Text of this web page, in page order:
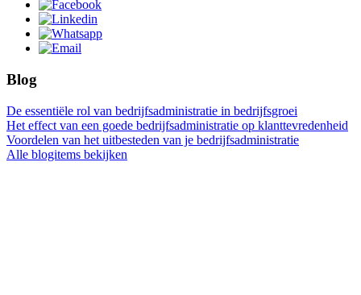
Blog
De essentiële rol van bedrijfsadministratie in bedrijfsgroei
Het effect van een goede bedrijfsadministratie op klanttevredenheid
Voordelen van het uitbesteden van je bedrijfsadministratie
Alle blogitems bekijken